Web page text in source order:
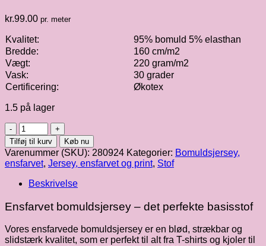
kr.99.00 pr. meter
Kvalitet:
95% bomuld 5% elasthan
Bredde:
160 cm/m2
Vægt:
220 gram/m2
Vask:
30 grader
Certificering:
Økotex
1.5 på lager
Bomuldsjersey
|
tawny
port
fv.
048
antal
Tilføj til kurv Køb nu
Varenummer (SKU): 280924 Kategorier: Bomuldsjersey,
ensfarvet, Jersey, ensfarvet og print, Stof
Beskrivelse
Ensfarvet bomuldsjersey – det perfekte basisstof
Vores ensfarvede bomuldsjersey er en blød, strækbar og
slidstærk kvalitet, som er perfekt til alt fra T-shirts og kjoler til